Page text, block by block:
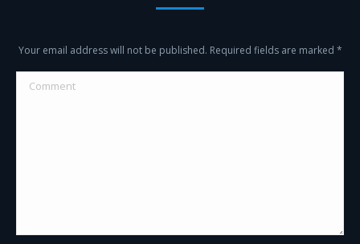
Your email address will not be published. Required fields are marked *
Comment